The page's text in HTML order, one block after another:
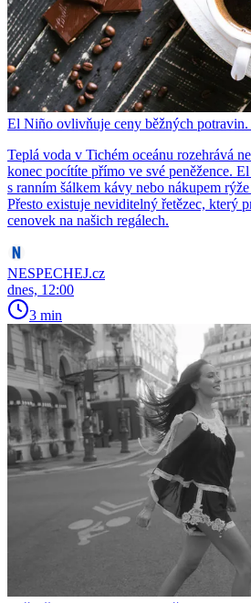
El Niño ovlivňuje ceny běžných
Teplá voda v Tichém oceánu rozehrává
konec pocítíte přímo ve své peněžence.
s ranním šálkem kávy nebo nákupem
Přesto existuje neviditelný řetězec, který
cenovek na našich regálech.
NESPECHEJ.cz
dnes, 12:00
3 min